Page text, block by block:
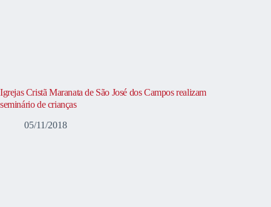
Igrejas Cristã Maranata de São José dos Campos realizam
seminário de crianças
05/11/2018